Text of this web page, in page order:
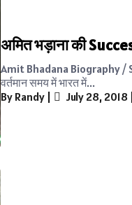
अमित भड़ाना की
Amit Bhadana Biography /
वर्तमान समय में भारत में...
By Randy | July 28, 2018